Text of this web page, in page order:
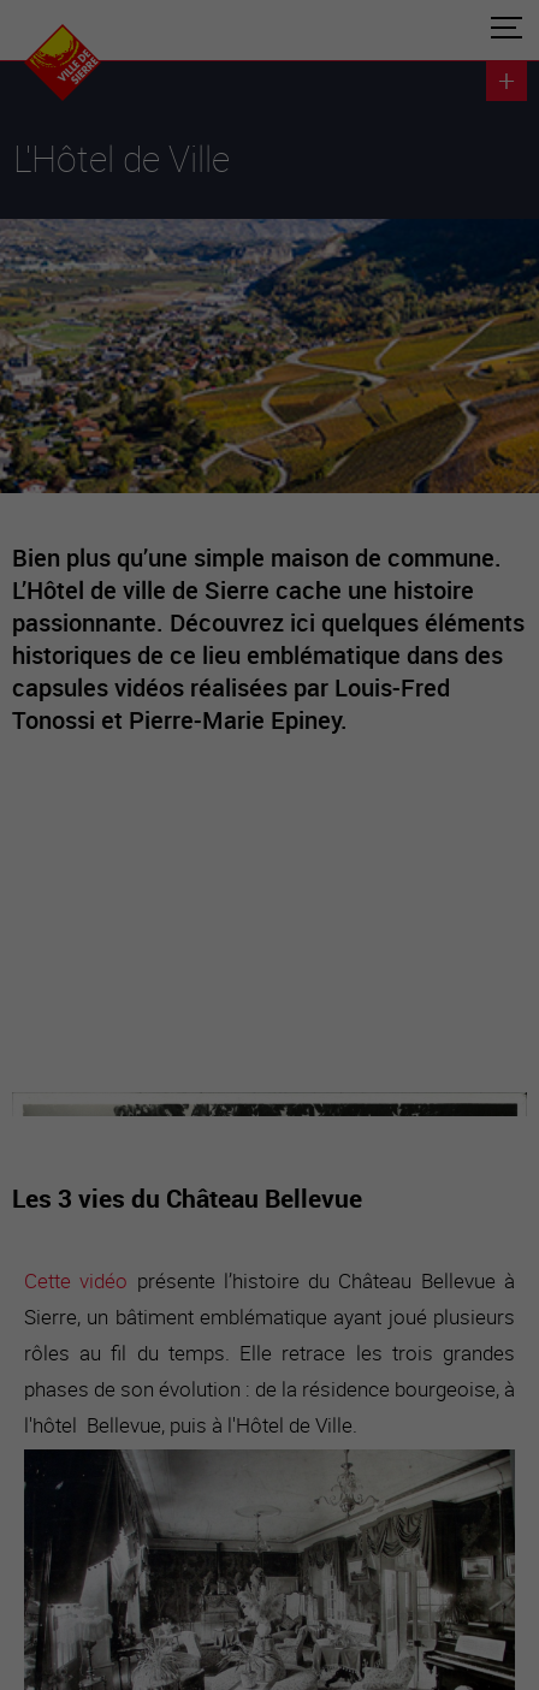
L'Hôtel de Ville
Bien plus qu’une simple maison de commune.
L’Hôtel de ville de Sierre cache une histoire
passionnante. Découvrez ici quelques éléments
historiques de ce lieu emblématique dans des
capsules vidéos réalisées par Louis-Fred
Tonossi et Pierre-Marie Epiney.
Les 3 vies du Château Bellevue
Cette vidéo présente l’histoire du Château Bellevue à
Sierre, un bâtiment emblématique ayant joué plusieurs
rôles au fil du temps. Elle retrace les trois grandes
phases de son évolution : de la résidence bourgeoise, à
l'hôtel Bellevue, puis à l'Hôtel de Ville.